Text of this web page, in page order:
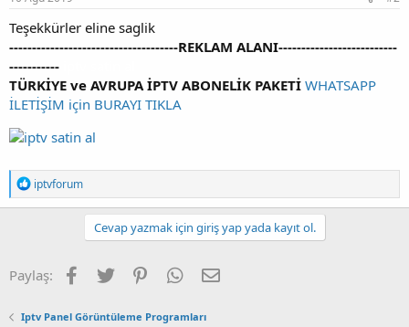
Teşekkürler eline saglik
-------------------------------------REKLAM ALANI--------------------------
-----------
TÜRKİYE ve AVRUPA İPTV ABONELİK PAKETİ WHATSAPP
İLETİŞİM için BURAYI TIKLA
T
e
p
e
r
iptvforum
Cevap yazmak için giriş yap yada kayıt ol.
Paylaş: Facebook
Twitter PinterestWhatsAppE-posta
Iptv Panel Görüntüleme Programları